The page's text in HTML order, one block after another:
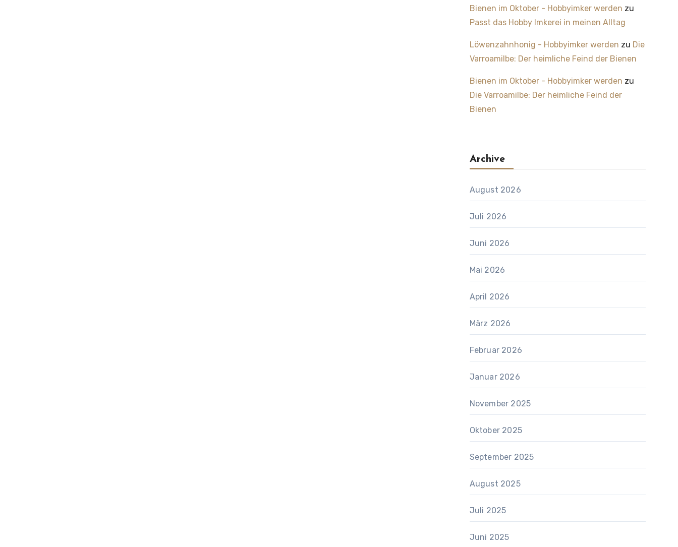
Bienen im Oktober - Hobbyimker werden zu
Passt das Hobby Imkerei in meinen Alltag
Löwenzahnhonig - Hobbyimker werden zu Die
Varroamilbe: Der heimliche Feind der Bienen
Bienen im Oktober - Hobbyimker werden zu
Die Varroamilbe: Der heimliche Feind der
Bienen
Archive
August 2026
Juli 2026
Juni 2026
Mai 2026
April 2026
März 2026
Februar 2026
Januar 2026
November 2025
Oktober 2025
September 2025
August 2025
Juli 2025
Juni 2025